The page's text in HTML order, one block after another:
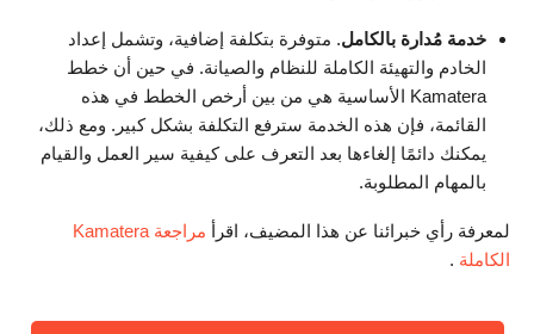
خدمة مُدارة بالكامل. متوفرة بتكلفة إضافية، وتشمل إعداد
الخادم والتهيئة الكاملة للنظام والصيانة. في حين أن خطط
Kamatera الأساسية هي من بين أرخص الخطط في هذه
القائمة، فإن هذه الخدمة سترفع التكلفة بشكل كبير. ومع ذلك،
يمكنك دائمًا إلغاءها بعد التعرف على كيفية سير العمل والقيام
بالمهام المطلوبة.
لمعرفة رأي خبرائنا عن هذا المضيف، اقرأ
مراجعة Kamatera
الكاملة .